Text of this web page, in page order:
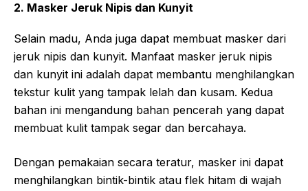
2. Masker Jeruk Nipis dan Kunyit
Selain madu, Anda juga dapat membuat masker dari
jeruk nipis dan kunyit. Manfaat masker jeruk nipis
dan kunyit ini adalah dapat membantu menghilangkan
tekstur kulit yang tampak lelah dan kusam. Kedua
bahan ini mengandung bahan pencerah yang dapat
membuat kulit tampak segar dan bercahaya.
Dengan pemakaian secara teratur, masker ini dapat
menghilangkan bintik-bintik atau flek hitam di wajah